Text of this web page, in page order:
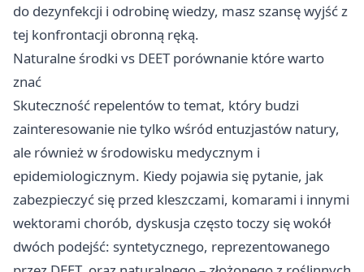
do dezynfekcji i odrobinę wiedzy, masz szansę wyjść z
tej konfrontacji obronną ręką.
Naturalne środki vs DEET porównanie które warto
znać
Skuteczność repelentów to temat, który budzi
zainteresowanie nie tylko wśród entuzjastów natury,
ale również w środowisku medycznym i
epidemiologicznym. Kiedy pojawia się pytanie, jak
zabezpieczyć się przed kleszczami, komarami i innymi
wektorami chorób, dyskusja często toczy się wokół
dwóch podejść: syntetycznego, reprezentowanego